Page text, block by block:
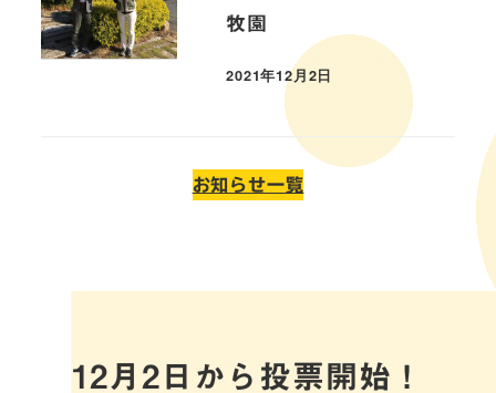
牧園
2021年12月2日
お知らせ一覧
12月2日から投票開始！